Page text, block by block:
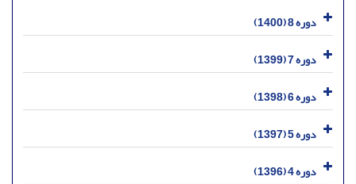
دوره 8 (1400)
دوره 7 (1399)
دوره 6 (1398)
دوره 5 (1397)
دوره 4 (1396)